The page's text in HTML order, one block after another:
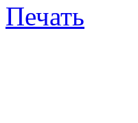
Печать